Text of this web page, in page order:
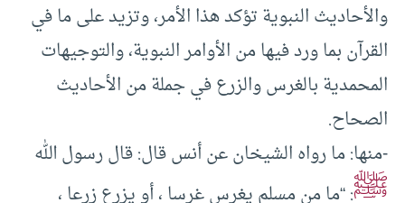
والأحاديث النبوية تؤكد هذا الأمر، وتزيد على ما في
القرآن بما ورد فيها من الأوامر النبوية، والتوجيهات
المحمدية بالغرس والزرع في جملة من الأحاديث
الصحاح.
-منها: ما رواه الشيخان عن أنس قال: قال رسول الله
ﷺ: “ما من مسلم يغرس غرسا ، أو يزرع زرعا ،